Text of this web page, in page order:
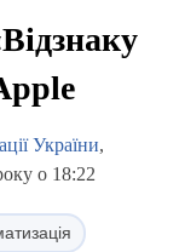
України,
о 18:22